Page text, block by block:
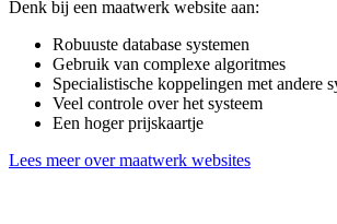
Denk bij een maatwerk website aan:
Robuuste database systemen
Gebruik van complexe algoritmes
Specialistische koppelingen met andere
Veel controle over het systeem
Een hoger prijskaartje
Lees meer over maatwerk websites